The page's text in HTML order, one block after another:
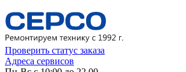
Проверить статус заказа
Адреса сервисов